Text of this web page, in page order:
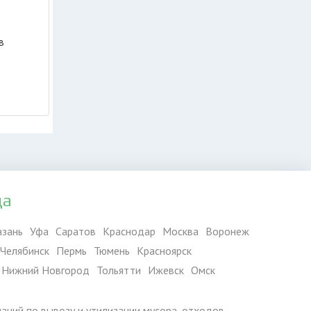
Уфа Саратов Краснодар Москва Воронеж
Челябинск Пермь Тюмень Красноярск
Нижний Новгород Тольятти Ижевск Омск